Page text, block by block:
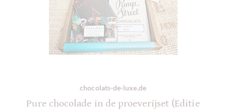
chocolats-de-luxe.de
Pure chocolade in de proeverijset (Editie